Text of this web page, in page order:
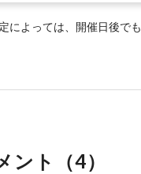
によっては、開催日後で
ント（4）